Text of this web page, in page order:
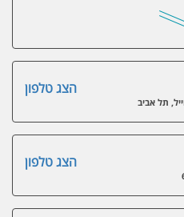
הצג טלפון
הצג טלפון